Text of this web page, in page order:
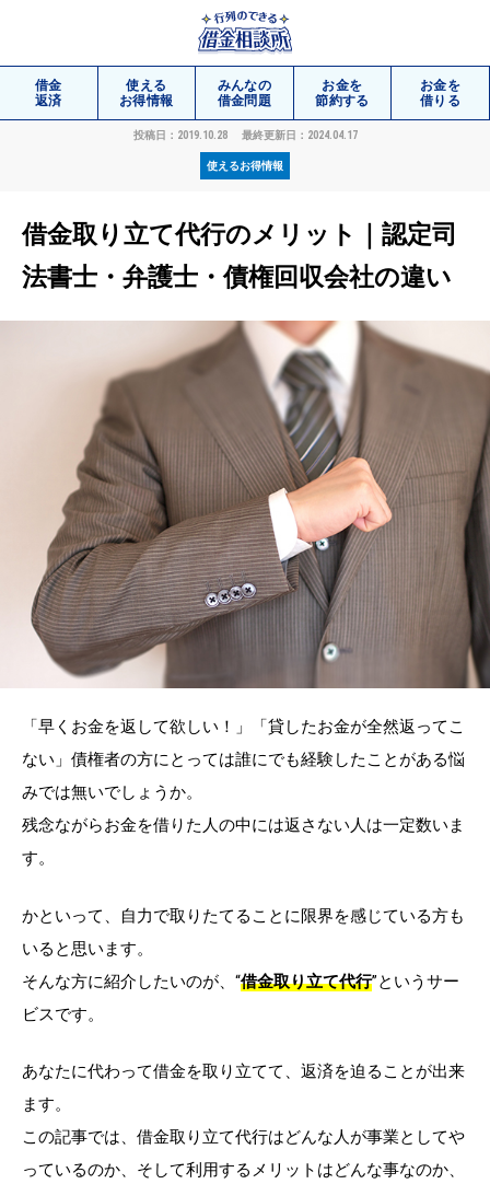
借金
返済
使える
お得情報
みんなの
借金問題
お金を
節約する
お金を
借りる
投稿日：2019.10.28 最終更新日：2024.04.17
使えるお得情報
借金取り立て代行のメリット｜認定司
法書士・弁護士・債権回収会社の違い
「早くお金を返して欲しい！」「貸したお金が全然返ってこ
ない」債権者の方にとっては誰にでも経験したことがある悩
みでは無いでしょうか。
残念ながらお金を借りた人の中には返さない人は一定数いま
す。
かといって、自力で取りたてることに限界を感じている方も
いると思います。
そんな方に紹介したいのが、“借金取り立て代行”というサー
ビスです。
あなたに代わって借金を取り立てて、返済を迫ることが出来
ます。
この記事では、借金取り立て代行はどんな人が事業としてや
っているのか、そして利用するメリットはどんな事なのか、